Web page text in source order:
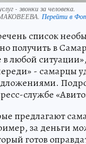
- звонки за человека.
Перейти в
список
получить в
любой
- самарцы
службе
предлагают
за деньги
готов